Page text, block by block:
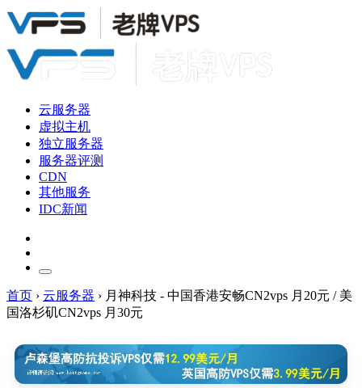
云服务器
虚拟主机
独立服务器
服务器评测
CDN
其他服务
IDC新闻
首页 › 云服务器 › 月神科技 - 中国香港安畅CN2vps 月20元 / 美
国洛杉矶CN2vps 月30元